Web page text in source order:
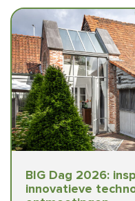
BIG Dag 2026:
innovatieve